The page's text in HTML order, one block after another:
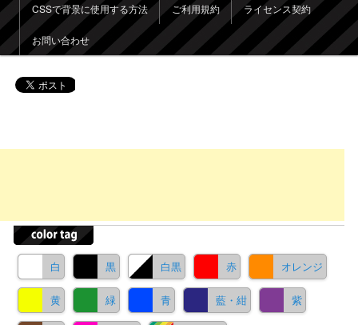
CSSで背景に使用する方法 ご利用規約 ライセンス契約
お問い合わせ
白 黒 白黒 赤 オレンジ
黄 緑 青 藍・紺 紫